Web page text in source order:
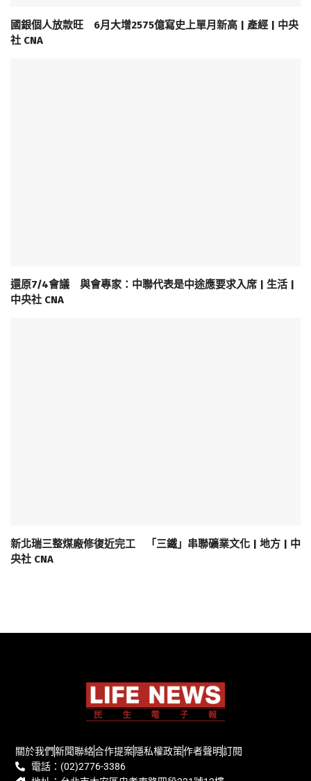
國銀個人放款旺 6月大增2575億寫史上單月新高 | 產經 | 中央
社 CNA
還原7/4會議 與會專家：中聯代表是中途應要求入席 | 生活 |
中央社 CNA
新北瑞三整煤廠修復近完工 「三鐵」串聯礦業文化 | 地方 | 中
央社 CNA
關於我們新聞聯絡合作提案隱私權政策作者聲明訂閱
電話：(02)2776-3386